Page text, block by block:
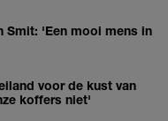
Smit: 'Een mooi mens in
voor de kust van
koffers niet'